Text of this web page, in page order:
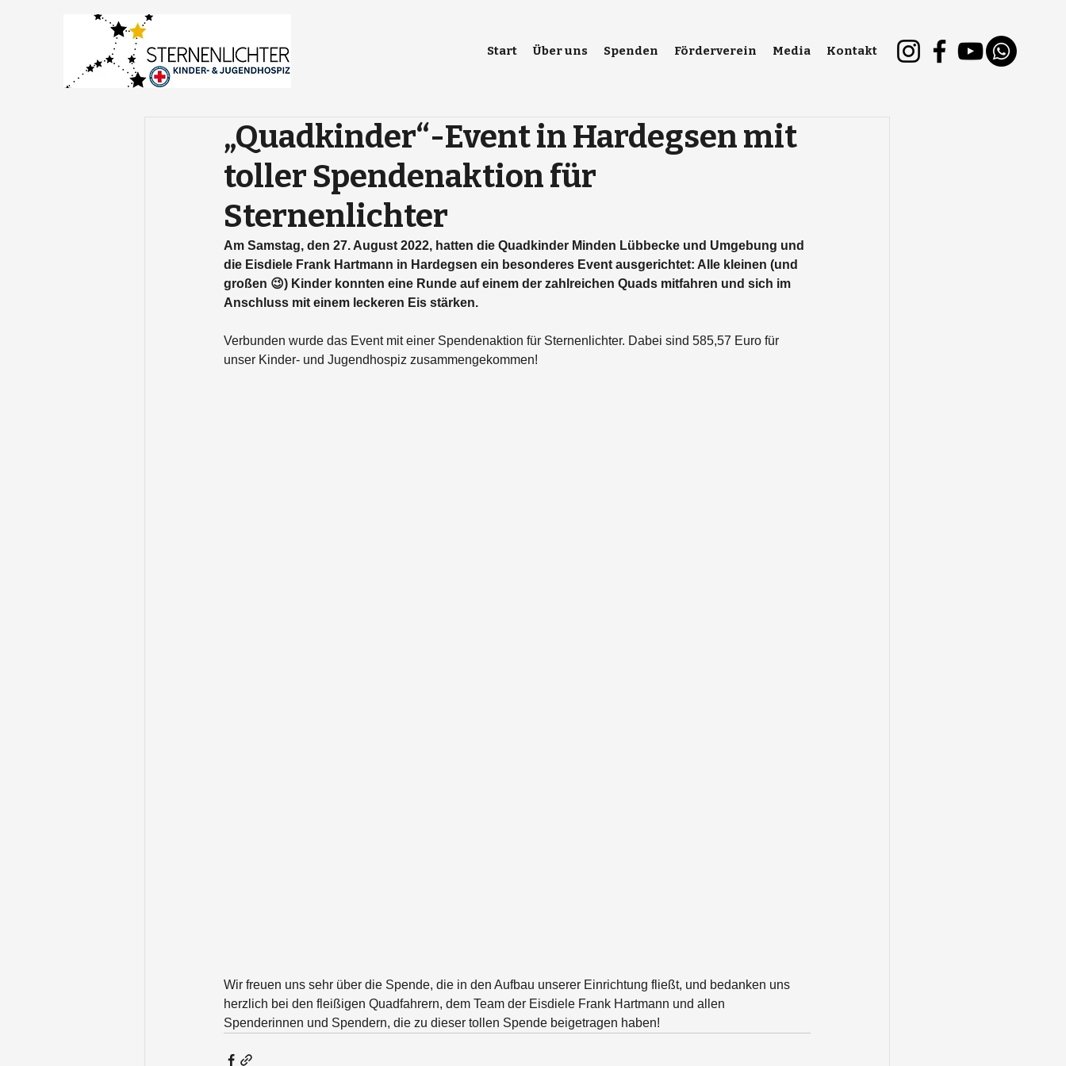
Start Über uns Spenden Förderverein Media Kontakt
„Quadkinder“-Event in Hardegsen mit
toller Spendenaktion für
Sternenlichter
Am Samstag, den 27. August 2022, hatten die Quadkinder Minden Lübbecke und Umgebung und
die Eisdiele Frank Hartmann in Hardegsen ein besonderes Event ausgerichtet: Alle kleinen (und
großen 😉) Kinder konnten eine Runde auf einem der zahlreichen Quads mitfahren und sich im
Anschluss mit einem leckeren Eis stärken.
Verbunden wurde das Event mit einer Spendenaktion für Sternenlichter. Dabei sind 585,57 Euro für
unser Kinder- und Jugendhospiz zusammengekommen!
Wir freuen uns sehr über die Spende, die in den Aufbau unserer Einrichtung fließt, und bedanken uns
herzlich bei den fleißigen Quadfahrern, dem Team der Eisdiele Frank Hartmann und allen
Spenderinnen und Spendern, die zu dieser tollen Spende beigetragen haben!